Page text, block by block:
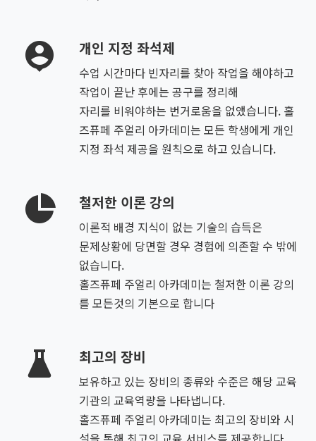
개인 지정 좌석제
수업 시간마다 빈자리를 찾아 작업을 해야하고
작업이 끝난 후에는 공구를 정리해
자리를 비워야하는 번거로움을 없앴습니다. 홀
즈퓨페 주얼리 아카데미는 모든 학생에게 개인
지정 좌석 제공을 원칙으로 하고 있습니다.
철저한 이론 강의
이론적 배경 지식이 없는 기술의 습득은
문제상황에 당면할 경우 경험에 의존할 수 밖에
없습니다.
홀즈퓨페 주얼리 아카데미는 철저한 이론 강의
를 모든것의 기본으로 합니다
최고의 장비
보유하고 있는 장비의 종류와 수준은 해당 교육
기관의 교육역량을 나타냅니다.
홀즈퓨페 주얼리 아카데미는 최고의 장비와 시